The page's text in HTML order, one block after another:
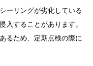
ーリングが劣化している
入することがあります。
るため、定期点検の際に